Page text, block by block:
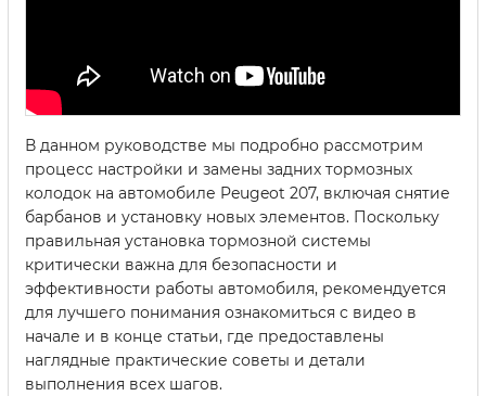
В данном руководстве мы подробно рассмотрим
процесс настройки и замены задних тормозных
колодок на автомобиле Peugeot 207, включая снятие
барбанов и установку новых элементов. Поскольку
правильная установка тормозной системы
критически важна для безопасности и
эффективности работы автомобиля, рекомендуется
для лучшего понимания ознакомиться с видео в
начале и в конце статьи, где предоставлены
наглядные практические советы и детали
выполнения всех шагов.